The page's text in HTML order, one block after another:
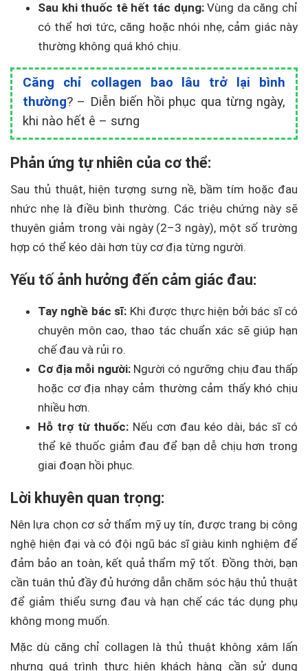
Sau khi thuốc tê hết tác dụng:Vùng da căng chỉ
có thể hơi tức, căng hoặc nhói nhẹ, cảm giác này
thường không quá khó chịu.
Căng chỉ collagen bao lâu trở lại bình
thường? – Diễn biến hồi phục qua từng ngày,
khi nào hết ê – sưng
Phản ứng tự nhiên của cơ thể:
Sau thủ thuật, hiện tượng sưng nề, bầm tím hoặc đau
nhức nhẹ là điều bình thường. Các triệu chứng này sẽ
thuyên giảm trong vài ngày (2–3 ngày), một số trường
hợp có thể kéo dài hơn tùy cơ địa từng người.
Yếu tố ảnh hưởng đến cảm giác đau:
Tay nghề bác sĩ: Khi được thực hiện bởi bác sĩ có
chuyên môn cao, thao tác chuẩn xác sẽ giúp hạn
chế đau và rủi ro.
Cơ địa mỗi người:Người có ngưỡng chịu đau thấp
hoặc cơ địa nhạy cảm thường cảm thấy khó chịu
nhiều hơn.
Hỗ trợ từ thuốc: Nếu cơn đau kéo dài, bác sĩ có
thể kê thuốc giảm đau để bạn dễ chịu hơn trong
giai đoạn hồi phục.
Lời khuyên quan trọng:
Nên lựa chọn cơ sở thẩm mỹ uy tín, được trang bị công
nghệ hiện đại và có đội ngũ bác sĩ giàu kinh nghiệm để
đảm bảo an toàn, kết quả thẩm mỹ tốt. Đồng thời, bạn
cần tuân thủ đầy đủ hướng dẫn chăm sóc hậu thủ thuật
để giảm thiểu sưng đau và hạn chế các tác dụng phụ
không mong muốn.
Mặc dù căng chỉ collagen là thủ thuật không xâm lấn
nhưng quá trình thực hiện khách hàng cần sử dụng